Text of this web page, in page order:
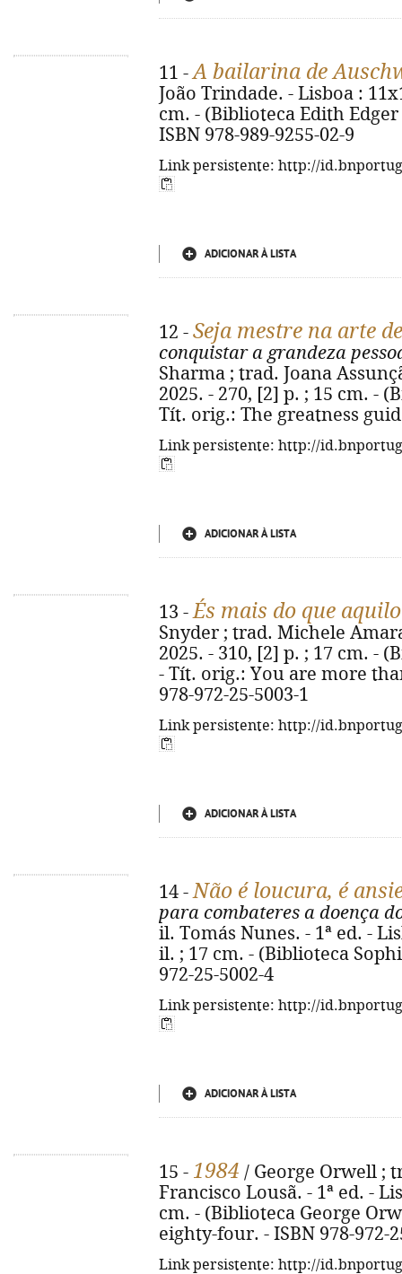
11 -A bailarina de
João Trindade. - Lisboa :
cm. - (Biblioteca Edith
ISBN 978-989-9255-02-9
Link persistente: http://
ADICIONAR À LISTA
12 - Seja mestre na arte
conquistar a grandeza
Sharma ; trad. Joana
2025. - 270, [2] p. ; 15 cm. -
Tít. orig.: The greatness
Link persistente: http://
ADICIONAR À LISTA
13 -És mais do que
Snyder ; trad. Michele
2025. - 310, [2] p. ; 17 cm. -
- Tít. orig.: You are more
978-972-25-5003-1
Link persistente: http://
ADICIONAR À LISTA
14 -Não é loucura, é
para combateres a doença
il. Tomás Nunes. - 1ª ed. -
il. ; 17 cm. - (Biblioteca
972-25-5002-4
Link persistente: http://
ADICIONAR À LISTA
15 - 1984 / George Orwell ;
Francisco Lousã. - 1ª ed. -
cm. - (Biblioteca George
eighty-four. - ISBN 978-972-
Link persistente: http://